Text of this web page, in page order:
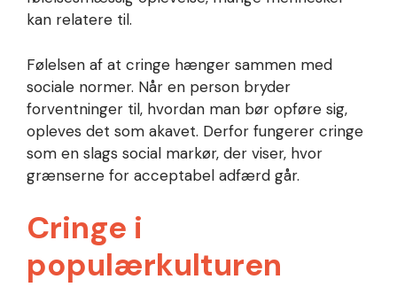
kan relatere til.
Følelsen af at cringe hænger sammen med
sociale normer. Når en person bryder
forventninger til, hvordan man bør opføre sig,
opleves det som akavet. Derfor fungerer cringe
som en slags social markør, der viser, hvor
grænserne for acceptabel adfærd går.
Cringe i
populærkulturen